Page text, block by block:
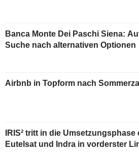
Banca Monte Dei Paschi Siena:
Suche nach alternativen Optionen
Airbnb in Topform nach
IRIS² tritt in die Umsetzungsphase
Eutelsat und Indra in vorderster